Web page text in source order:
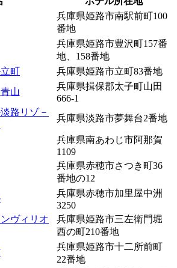
兵庫県姫路市南駅前町100
番地
兵庫県姫路市豊沢町157番
地、158番地
町
兵庫県姫路市立町83番地
山
兵庫県揖保郡太子町山田
666-1
路リゾ－
兵庫県淡路市夢舞台2番地
兵庫県南あわじ市阿那賀
1109
兵庫県赤穂市さつき町36
番地の12
兵庫県赤穂市加里屋中洲
3250
ヴィリオ
兵庫県姫路市三左衛門堀
西の町210番地
兵庫県姫路市十二所前町
22番地